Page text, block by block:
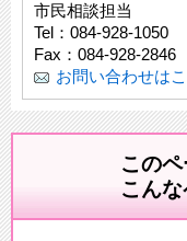
市民相談担当
Tel：084-928-1050
Fax：084-928-2846
お問い合わせは
この
こん